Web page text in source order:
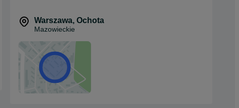
Warszawa, Ochota
Mazowieckie